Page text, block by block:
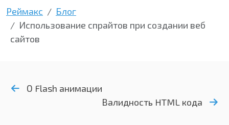
Реймакс
Блог
Использование спрайтов при создании веб
сайтов
О Flash анимации
Валидность HTML кода